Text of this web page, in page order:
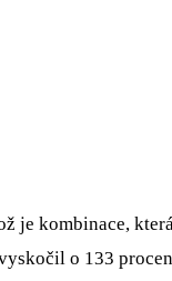
je kombinace,
o 133